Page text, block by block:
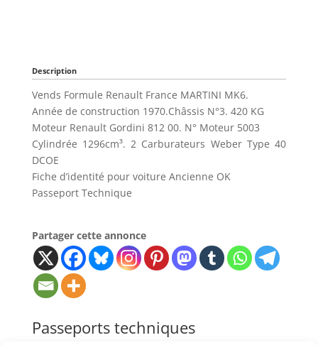
Description
Vends Formule Renault France MARTINI MK6.
Année de construction 1970.Châssis N°3. 420 KG
Moteur Renault Gordini 812 00. N° Moteur 5003
Cylindrée 1296cm³. 2 Carburateurs Weber Type 40
DCOE
Fiche d’identité pour voiture Ancienne OK
Passeport Technique
Partager cette annonce
Passeports techniques